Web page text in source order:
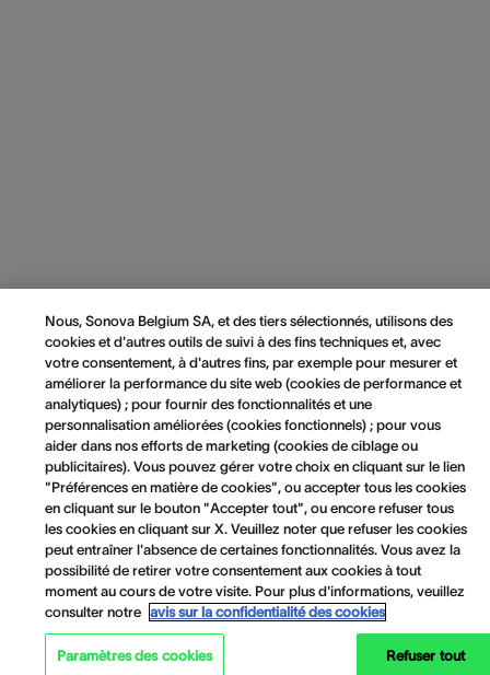
Nous, Sonova Belgium SA, et des tiers sélectionnés, utilisons des
cookies et d'autres outils de suivi à des fins techniques et, avec
votre consentement, à d'autres fins, par exemple pour mesurer et
améliorer la performance du site web (cookies de performance et
analytiques) ; pour fournir des fonctionnalités et une
personnalisation améliorées (cookies fonctionnels) ; pour vous
aider dans nos efforts de marketing (cookies de ciblage ou
publicitaires). Vous pouvez gérer votre choix en cliquant sur le lien
"Préférences en matière de cookies", ou accepter tous les cookies
en cliquant sur le bouton "Accepter tout", ou encore refuser tous
les cookies en cliquant sur X. Veuillez noter que refuser les cookies
peut entraîner l'absence de certaines fonctionnalités. Vous avez la
possibilité de retirer votre consentement aux cookies à tout
moment au cours de votre visite. Pour plus d'informations, veuillez
consulter notre avis sur la confidentialité des cookies
Paramètres des cookies Refuser tout